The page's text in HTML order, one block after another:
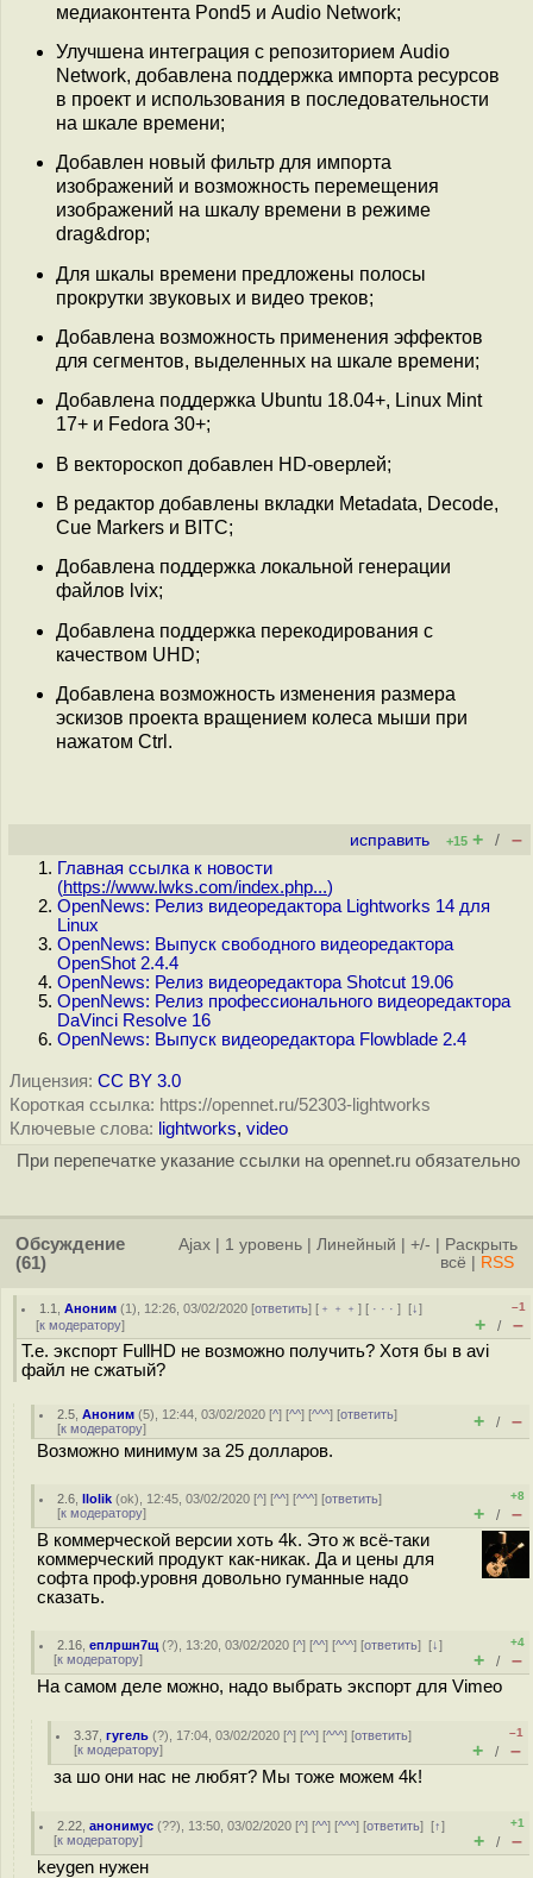
медиаконтента Pond5 и Audio Network;
Улучшена интеграция с репозиторием Audio
Network, добавлена поддержка импорта ресурсов
в проект и использования в последовательности
на шкале времени;
Добавлен новый фильтр для импорта
изображений и возможность перемещения
изображений на шкалу времени в режиме
drag&drop;
Для шкалы времени предложены полосы
прокрутки звуковых и видео треков;
Добавлена возможность применения эффектов
для сегментов, выделенных на шкале времени;
Добавлена поддержка Ubuntu 18.04+, Linux Mint
17+ и Fedora 30+;
В вектороскоп добавлен HD-оверлей;
В редактор добавлены вкладки Metadata, Decode,
Cue Markers и BITC;
Добавлена поддержка локальной генерации
файлов lvix;
Добавлена поддержка перекодирования с
качеством UHD;
Добавлена возможность изменения размера
эскизов проекта вращением колеса мыши при
нажатом Ctrl.
исправить +15 + / –
Главная ссылка к новости
(https://www.lwks.com/index.php...)
OpenNews: Релиз видеоредактора Lightworks 14 для
Linux
OpenNews: Выпуск свободного видеоредактора
OpenShot 2.4.4
OpenNews: Релиз видеоредактора Shotcut 19.06
OpenNews: Релиз профессионального видеоредактора
DaVinci Resolve 16
OpenNews: Выпуск видеоредактора Flowblade 2.4
Лицензия: CC BY 3.0
Короткая ссылка: https://opennet.ru/52303-lightworks
Ключевые слова: lightworks, video
При перепечатке указание ссылки на opennet.ru обязательно
Обсуждение
(61)
Ajax 1 уровень Линейный +/-
Раскрыть
всё
RSS
1.1 ,Аноним (1), 12:26, 03/02/2020 [ответить] [ ﹢﹢﹢] [ · · ·][↓]
[к модератору]
–1
+ / –
Т.е. экспорт FullHD не возможно получить? Хотя бы в avi
файл не сжатый?
2.5 ,Аноним (5), 12:44, 03/02/2020 [^] [^^] [^^^] [ответить]
[к модератору] + / –
Возможно минимум за 25 долларов.
2.6 ,llolik (ok), 12:45, 03/02/2020 [^] [^^] [^^^] [ответить]
[к модератору]
+8
+ / –
В коммерческой версии хоть 4k. Это ж всё-таки
коммерческий продукт как-никак. Да и цены для
софта проф.уровня довольно гуманные надо
сказать.
2.16 ,еплршн7щ (?), 13:20, 03/02/2020 [^] [^^] [^^^] [ответить][↓]
[к модератору]
+4
+ / –
На самом деле можно, надо выбрать экспорт для Vimeo
3.37 ,гугель (?), 17:04, 03/02/2020 [^] [^^] [^^^] [ответить]
[к модератору]
–1
+ / –
за шо они нас не любят? Мы тоже можем 4k!
2.22 ,анонимус (??), 13:50, 03/02/2020 [^] [^^] [^^^] [ответить][↑]
[к модератору]
+1
+ / –
keygen нужен